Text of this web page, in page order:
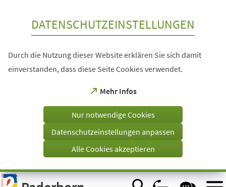
Visuelle
Assistenzsoftware
DATENSCHUTZEINSTELLUNGEN
Durch die Nutzung dieser Website erklären Sie sich damit
einverstanden, dass diese Seite Cookies verwendet.
Mehr Infos
(Öffnet
einem
Tab)
Nur notwendige Cookies
Datenschutzeinstellungen anpassen
Alle Cookies akzeptieren